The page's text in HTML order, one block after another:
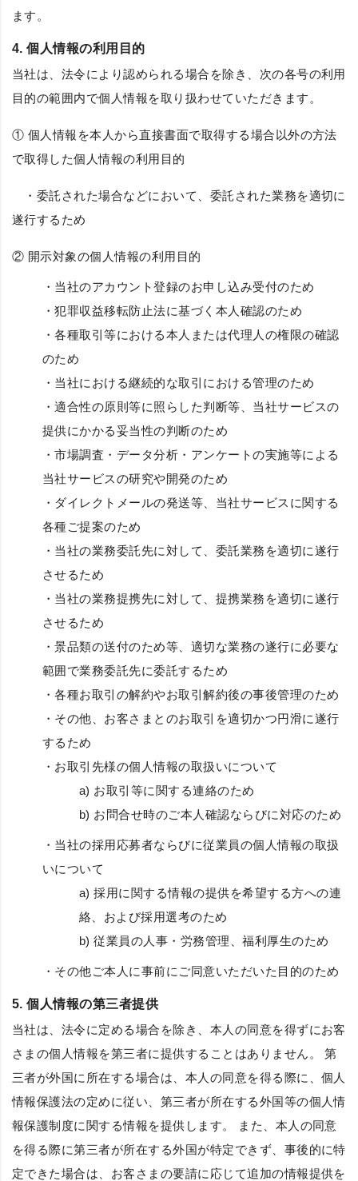
ます。
4. 個人情報の利用目的
当社は、法令により認められる場合を除き、次の各号の利用
目的の範囲内で個人情報を取り扱わせていただきます。
① 個人情報を本人から直接書面で取得する場合以外の方法
で取得した個人情報の利用目的
・委託された場合などにおいて、委託された業務を適切に
遂行するため
② 開示対象の個人情報の利用目的
・当社のアカウント登録のお申し込み受付のため
・犯罪収益移転防止法に基づく本人確認のため
・各種取引等における本人または代理人の権限の確認
のため
・当社における継続的な取引における管理のため
・適合性の原則等に照らした判断等、当社サービスの
提供にかかる妥当性の判断のため
・市場調査・データ分析・アンケートの実施等による
当社サービスの研究や開発のため
・ダイレクトメールの発送等、当社サービスに関する
各種ご提案のため
・当社の業務委託先に対して、委託業務を適切に遂行
させるため
・当社の業務提携先に対して、提携業務を適切に遂行
させるため
・景品類の送付のため等、適切な業務の遂行に必要な
範囲で業務委託先に委託するため
・各種お取引の解約やお取引解約後の事後管理のため
・その他、お客さまとのお取引を適切かつ円滑に遂行
するため
・お取引先様の個人情報の取扱いについて
a) お取引等に関する連絡のため
b) お問合せ時のご本人確認ならびに対応のため
・当社の採用応募者ならびに従業員の個人情報の取扱
いについて
a) 採用に関する情報の提供を希望する方への連
絡、および採用選考のため
b) 従業員の人事・労務管理、福利厚生のため
・その他ご本人に事前にご同意いただいた目的のため
5. 個人情報の第三者提供
当社は、法令に定める場合を除き、本人の同意を得ずにお客
さまの個人情報を第三者に提供することはありません。 第
三者が外国に所在する場合は、本人の同意を得る際に、個人
情報保護法の定めに従い、第三者が所在する外国等の個人情
報保護制度に関する情報を提供します。 また、本人の同意
を得る際に第三者が所在する外国が特定できず、事後的に特
定できた場合は、お客さまの要請に応じて追加の情報提供を